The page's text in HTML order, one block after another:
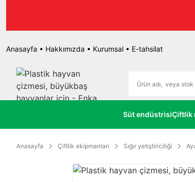
Anasayfa • Hakkımızda • Kurumsal • E-tahsilat
Süt endüstrisiÇiftlik
Anasayfa Çiftlik ekipmanları Sığır yetiştiriciliği